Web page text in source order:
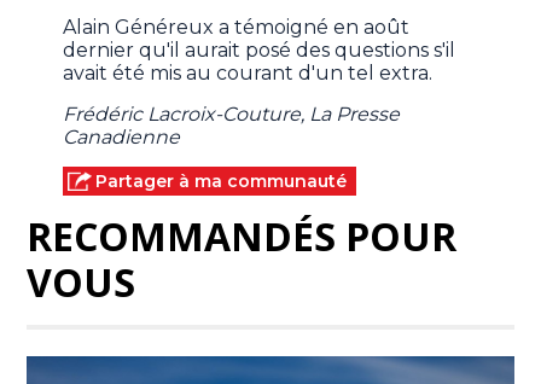
Alain Généreux a témoigné en août
dernier qu'il aurait posé des questions s'il
avait été mis au courant d'un tel extra.
Frédéric Lacroix-Couture, La Presse
Canadienne
Partager à ma communauté
RECOMMANDÉS POUR
VOUS